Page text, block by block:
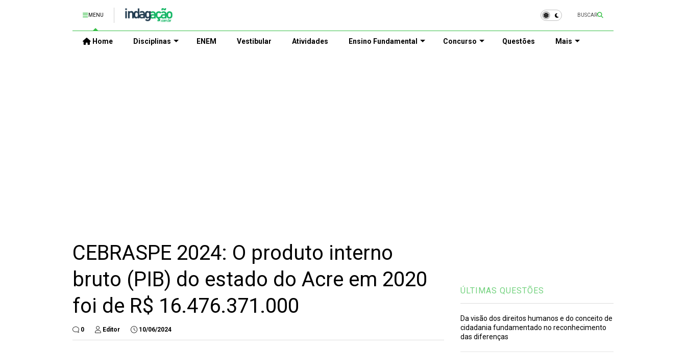
MENU BUSCAR
Home Disciplinas ENEM Vestibular Atividades Ensino Fundamental Concurso Questões Mais
CEBRASPE 2024: O produto interno
bruto (PIB) do estado do Acre em 2020
foi de R$ 16.476.371.000
0 Editor 10/06/2024
ÚLTIMAS QUESTÕES
Da visão dos direitos humanos e do conceito de
cidadania fundamentado no reconhecimento
das diferenças